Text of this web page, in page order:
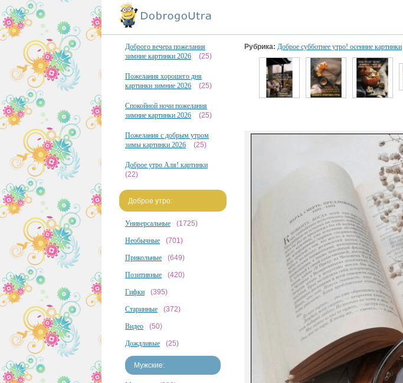
Доброго вечера пожелания
зимние картинки 2026
(25)
Пожелания хорошего дня
картинки зимние 2026
(25)
Спокойной ночи пожелания
зимние картинки 2026
(25)
Пожелания с добрым утром
зимы картинки 2026
(25)
Доброе утро Аля! картинки
(22)
Доброе утро:
Универсальные (1725)
Необычные (701)
Прикольные (649)
Позитивные (420)
Гифки (395)
Старинные (372)
Видео (50)
Дождливые (25)
Мужские:
Рубрика: Доброе субботнее утро! осенние картинки